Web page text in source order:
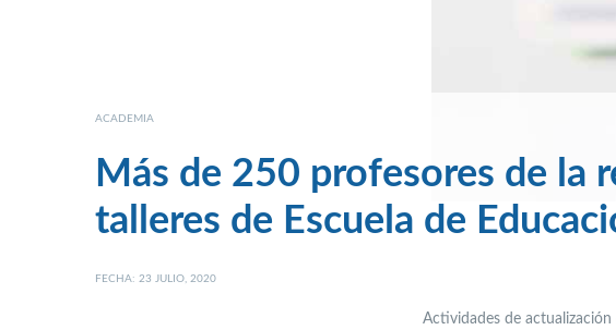
ACADEMIA
Más de 250 profesores de la
talleres de Escuela de
FECHA: 23 JULIO, 2020
Actividades de